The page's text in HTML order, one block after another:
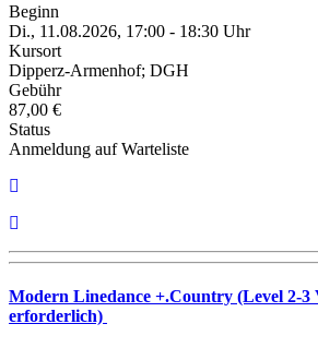
Beginn
Di., 11.08.2026, 17:00 - 18:30 Uhr
Kursort
Dipperz-Armenhof; DGH
Gebühr
87,00 €
Status
Anmeldung auf Warteliste
Modern Linedance +.Country (Level 2-3
erforderlich)